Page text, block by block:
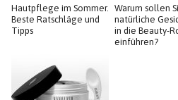
Hautpflege im Sommer.
Beste Ratschläge und
Tipps
Warum sollen
natürliche
in die Beauty-
einführen?